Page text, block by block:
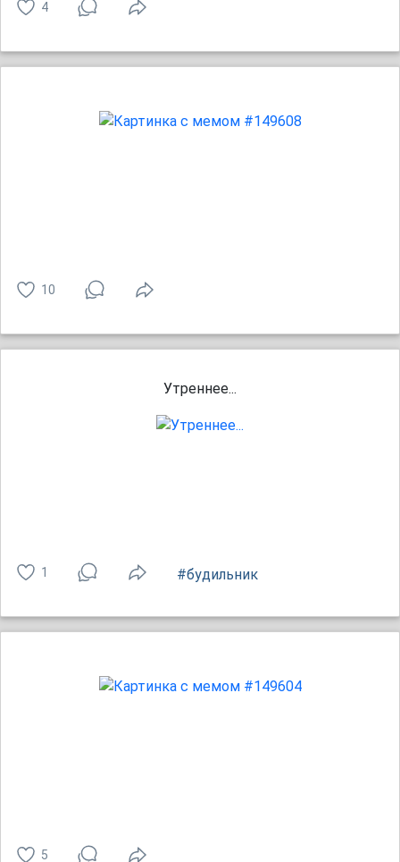
4
10
Утреннее...
1 #будильник
5